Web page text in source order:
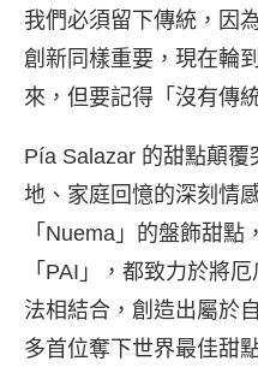
我們必須留下傳統，因
創新同樣重要，現在輪
來，但要記得「沒有傳
Pía Salazar 的甜點顛覆
地、家庭回憶的深刻情
「Nuema」的盤飾甜
「PAI」，都致力於將
法相結合，創造出屬於
多首位奪下世界最佳甜